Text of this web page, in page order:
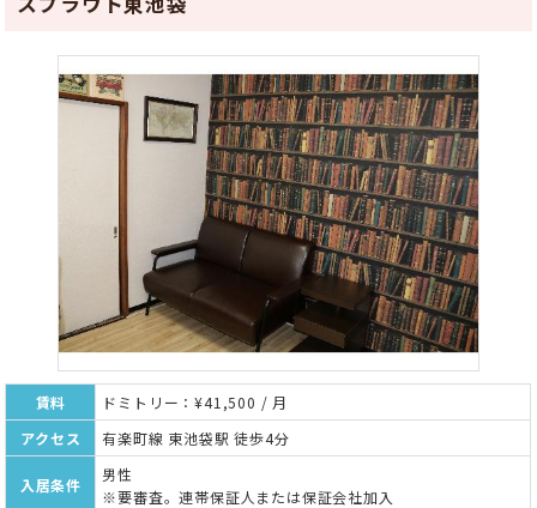
賃料
ドミトリー：¥41,500 / 月
アクセス
有楽町線 東池袋駅 徒歩4分
入居条件
男性
※要審査。連帯保証人または保証会社加入